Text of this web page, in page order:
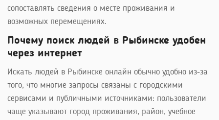
сопоставлять сведения о месте проживания и
возможных перемещениях.
Почему поиск людей в Рыбинске удобен
через интернет
Искать людей в Рыбинске онлайн обычно удобно из‑за
того, что многие запросы связаны с городскими
сервисами и публичными источниками: пользователи
чаще указывают город проживания, район, учебное